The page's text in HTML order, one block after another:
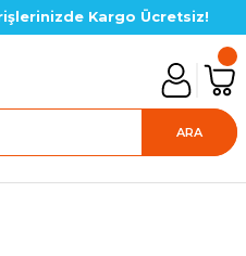
Kargo Ücretsiz!
ARA